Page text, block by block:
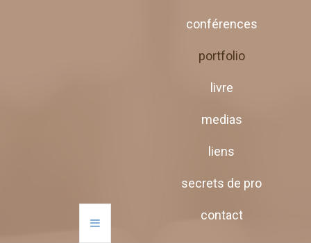
conférences
portfolio
livre
medias
liens
secrets de pro
contact